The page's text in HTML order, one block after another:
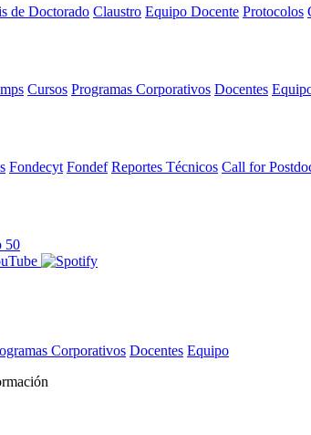
de Doctorado Claustro Equipo Docente Protocolos
Cursos Programas Corporativos Docentes
Fondecyt Fondef Reportes Técnicos Call for
50
Corporativos Docentes Equipo